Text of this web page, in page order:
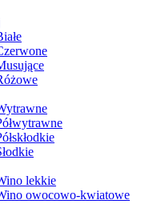
lekkie
owocowo-kwiatowe